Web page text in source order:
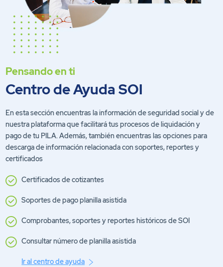
Pensando en ti
Centro de Ayuda SOI
En esta sección encuentras la información de seguridad social y de
nuestra plataforma que facilitará tus procesos de liquidación y
pago de tu PILA. Además, también encuentras las opciones para
descarga de información relacionada con soportes, reportes y
certificados
Certificados de cotizantes
Soportes de pago planilla asistida
Comprobantes, soportes y reportes históricos de SOI
Consultar número de planilla asistida
Ir al centro de ayuda